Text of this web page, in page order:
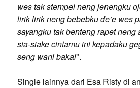
wes tak stempel neng jenengku
lirik lirik neng bebebku de’e wes
sayangku tak benteng rapet neng
sia-siake cintamu ini kepadaku
seng wani bakal".
Single lainnya dari Esa Risty di